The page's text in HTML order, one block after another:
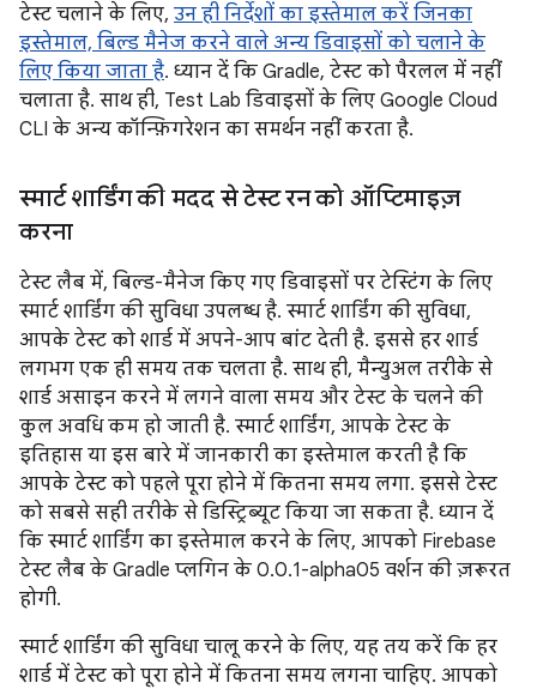
टेस्ट चलाने के लिए, उन ही निर्देशों का इस्तेमाल करें जिनका
इस्तेमाल, बिल्ड मैनेज करने वाले अन्य डिवाइसों को चलाने के
लिए किया जाता है. ध्यान दें कि Gradle, टेस्ट को पैरलल में नहीं
चलाता है. साथ ही, Test Lab डिवाइसों के लिए Google Cloud
CLI के अन्य कॉन्फ़िगरेशन का समर्थन नहीं करता है.
स्मार्ट शार्डिंग की मदद से टेस्ट रन को ऑप्टिमाइज़
करना
टेस्ट लैब में, बिल्ड-मैनेज किए गए डिवाइसों पर टेस्टिंग के लिए
स्मार्ट शार्डिंग की सुविधा उपलब्ध है. स्मार्ट शार्डिंग की सुविधा,
आपके टेस्ट को शार्ड में अपने-आप बांट देती है. इससे हर शार्ड
लगभग एक ही समय तक चलता है. साथ ही, मैन्युअल तरीके से
शार्ड असाइन करने में लगने वाला समय और टेस्ट के चलने की
कुल अवधि कम हो जाती है. स्मार्ट शार्डिंग, आपके टेस्ट के
इतिहास या इस बारे में जानकारी का इस्तेमाल करती है कि
आपके टेस्ट को पहले पूरा होने में कितना समय लगा. इससे टेस्ट
को सबसे सही तरीके से डिस्ट्रिब्यूट किया जा सकता है. ध्यान दें
कि स्मार्ट शार्डिंग का इस्तेमाल करने के लिए, आपको Firebase
टेस्ट लैब के Gradle प्लगिन के 0.0.1-alpha05 वर्शन की ज़रूरत
होगी.
स्मार्ट शार्डिंग की सुविधा चालू करने के लिए, यह तय करें कि हर
शार्ड में टेस्ट को पूरा होने में कितना समय लगना चाहिए. आपको